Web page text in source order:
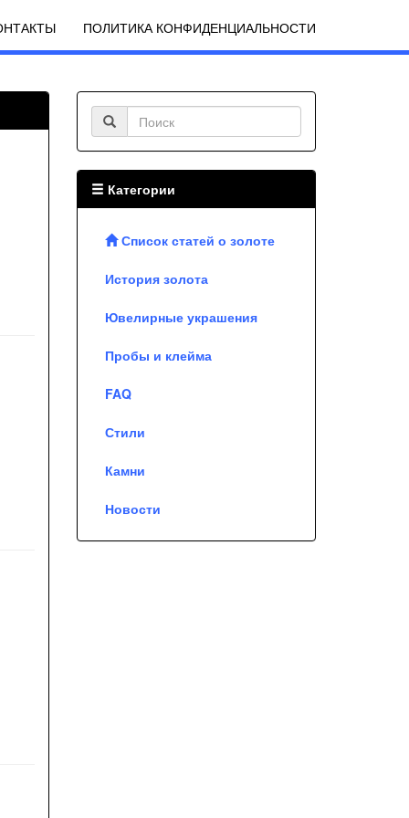
ПОЛИТИКА КОНФИДЕНЦИАЛЬНОСТИ
Категории
Список статей о золоте
История золота
Ювелирные украшения
Пробы и клейма
FAQ
Стили
Камни
Новости